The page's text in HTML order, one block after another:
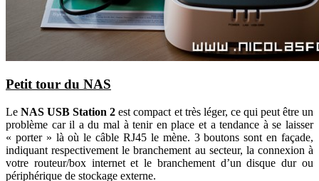
Petit tour du NAS
LeNAS USB Station 2 est compact et très léger, ce qui peut être un
problème car il a du mal à tenir en place et a tendance à se laisser
« porter » là où le câble RJ45 le mène. 3 boutons sont en façade,
indiquant respectivement le branchement au secteur, la connexion à
votre routeur/box internet et le branchement d’un disque dur ou
périphérique de stockage externe.